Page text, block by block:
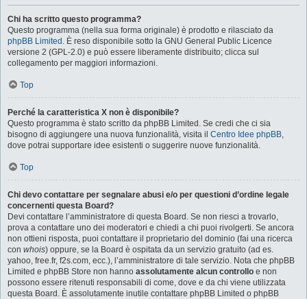
Chi ha scritto questo programma?
Questo programma (nella sua forma originale) è prodotto e rilasciato da
phpBB Limited . È reso disponibile sotto la GNU General Public Licence
versione 2 (GPL-2.0) e può essere liberamente distribuito; clicca sul
collegamento per maggiori informazioni.
Top
Perché la caratteristica X non è disponibile?
Questo programma è stato scritto da phpBB Limited. Se credi che ci sia
bisogno di aggiungere una nuova funzionalità, visita il Centro Idee phpBB,
dove potrai supportare idee esistenti o suggerire nuove funzionalità.
Top
Chi devo contattare per segnalare abusi e/o per questioni d’ordine legale
concernenti questa Board?
Devi contattare l’amministratore di questa Board. Se non riesci a trovarlo,
prova a contattare uno dei moderatori e chiedi a chi puoi rivolgerti. Se ancora
non ottieni risposta, puoi contattare il proprietario del dominio (fai una ricerca
con whois) oppure, se la Board è ospitata da un servizio gratuito (ad es.
yahoo, free.fr, f2s.com, ecc.), l’amministratore di tale servizio. Nota che phpBB
Limited e phpBB Store non hanno assolutamente alcun controllo e non
possono essere ritenuti responsabili di come, dove e da chi viene utilizzata
questa Board. È assolutamente inutile contattare phpBB Limited o phpBB